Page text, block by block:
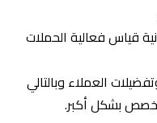
قياس فعالية الحملات
العملاء وبالتالي
بشكل أكبر.